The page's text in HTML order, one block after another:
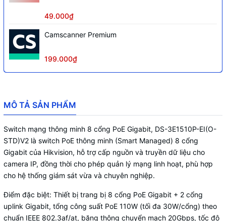
49.000₫
Camscanner Premium
199.000₫
MÔ TẢ SẢN PHẨM
Switch mạng thông minh 8 cổng PoE Gigabit, DS-3E1510P-EI(O-
STD)V2 là switch PoE thông minh (Smart Managed) 8 cổng
Gigabit của Hikvision, hỗ trợ cấp nguồn và truyền dữ liệu cho
camera IP, đồng thời cho phép quản lý mạng linh hoạt, phù hợp
cho hệ thống giám sát vừa và chuyên nghiệp.
Điểm đặc biệt: Thiết bị trang bị 8 cổng PoE Gigabit + 2 cổng
uplink Gigabit, tổng công suất PoE 110W (tối đa 30W/cổng) theo
chuẩn IEEE 802.3af/at, băng thông chuyển mạch 20Gbps, tốc độ